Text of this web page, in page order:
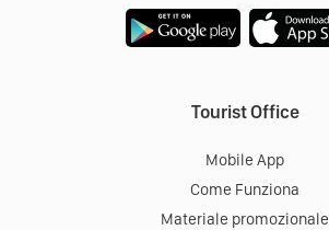
Tourist Office
Mobile App
Come Funziona
Materiale promozionale